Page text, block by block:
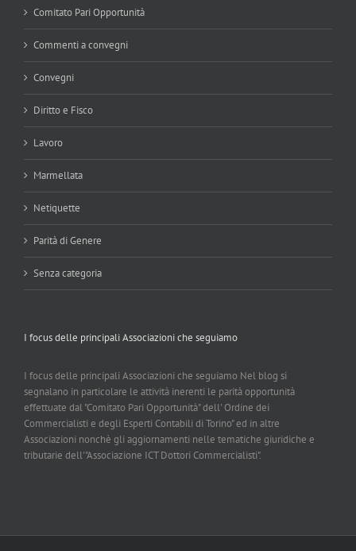
Comitato Pari Opportunità
Commenti a convegni
Convegni
Diritto e Fisco
Lavoro
Marmellata
Netiquette
Parità di Genere
Senza categoria
I focus delle principali Associazioni che seguiamo
I focus delle principali Associazioni che seguiamo Nel blog si
segnalano in particolare le attività inerenti le parità opportunità
effettuate dal "Comitato Pari Opportunità" dell' Ordine dei
Commercialisti e degli Esperti Contabili di Torino" ed in altre
Associazioni nonchè gli aggiornamenti nelle tematiche giuridiche e
tributarie dell'"Associazione ICT Dottori Commercialisti".